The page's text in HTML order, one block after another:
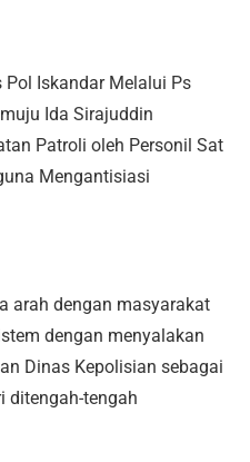
Iskandar Melalui Ps
Ida Sirajuddin
Patroli oleh Personil Sat
Mengantisiasi
arah dengan masyarakat
dengan menyalakan
Dinas Kepolisian sebagai
ditengah-tengah